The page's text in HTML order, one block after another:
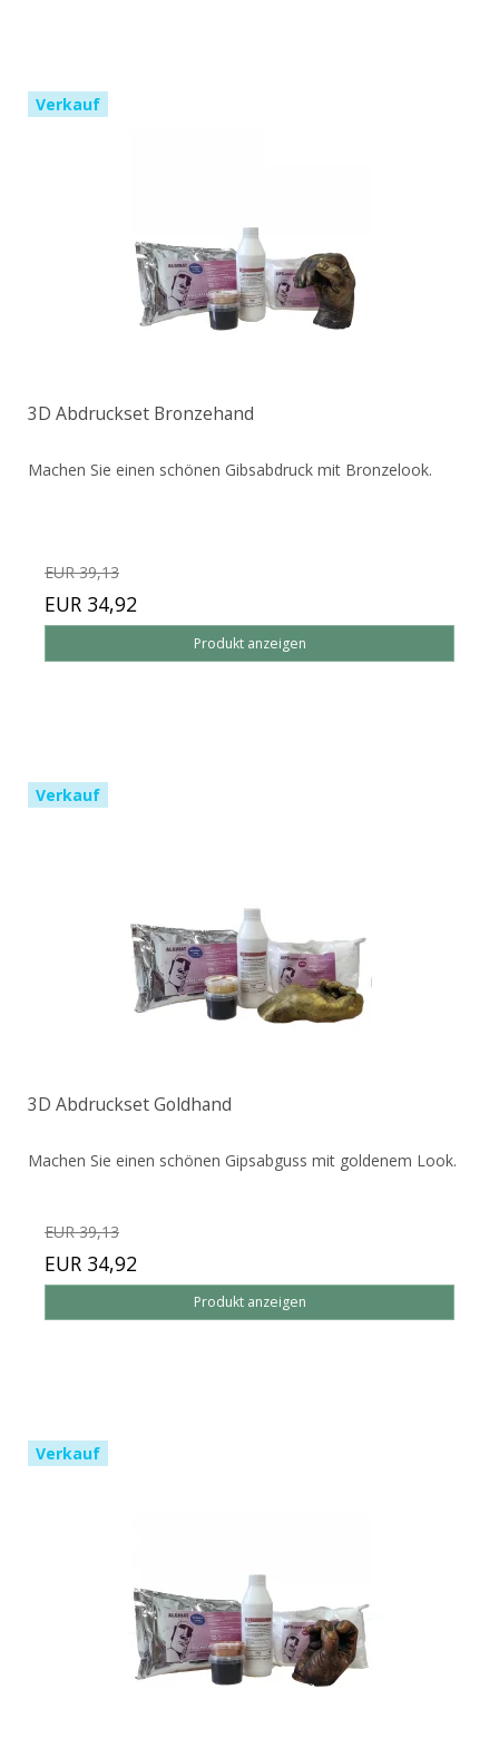
Verkauf
3D Abdruckset Bronzehand
Machen Sie einen schönen Gibsabdruck mit Bronzelook.
EUR 39,13
EUR 34,92
Produkt anzeigen
Verkauf
3D Abdruckset Goldhand
Machen Sie einen schönen Gipsabguss mit goldenem Look.
EUR 39,13
EUR 34,92
Produkt anzeigen
Verkauf